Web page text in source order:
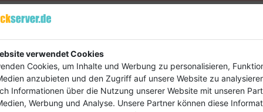
ab und bringe deinen Firmeneintrag
ab4,99 €
verwendet Cookies
Cookies, um Inhalte und Werbung zu personalisieren,
anzubieten und den Zugriff auf unsere Website zu
Informationen über die Nutzung unserer Website mit unseren
Werbung und Analyse. Unsere Partner können diese